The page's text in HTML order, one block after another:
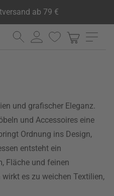
ab 79 €
und grafischer Eleganz.
und Accessoires eine
Ordnung ins Design,
entsteht ein
Fläche und feinen
es zu weichen Textilien,